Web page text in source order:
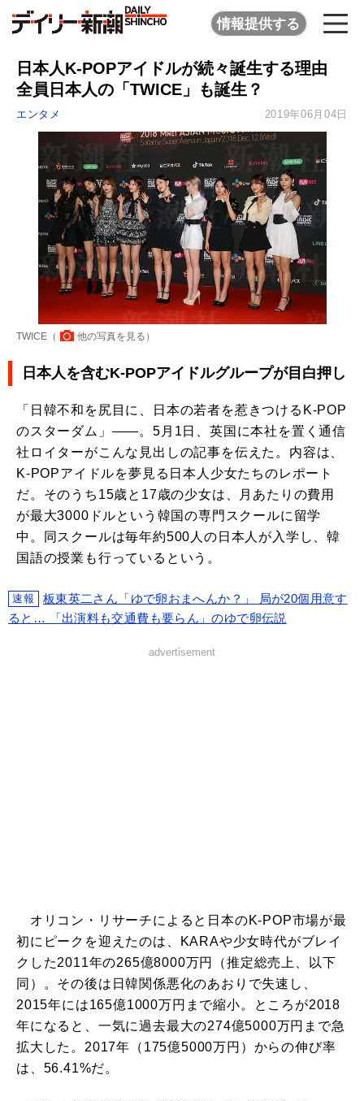
情報提供する
日本人K-POPアイドルが続々誕生する理由
全員日本人の「TWICE」も誕生？
エンタメ 2019年06月04日
TWICE（ 他の写真を見る ）
日本人を含むK-POPアイドルグループが目白押し
「日韓不和を尻目に、日本の若者を惹きつけるK-POP
のスターダム」――。5月1日、英国に本社を置く通信
社ロイターがこんな見出しの記事を伝えた。内容は、
K-POPアイドルを夢見る日本人少女たちのレポート
だ。そのうち15歳と17歳の少女は、月あたりの費用
が最大3000ドルという韓国の専門スクールに留学
中。同スクールは毎年約500人の日本人が入学し、韓
国語の授業も行っているという。
速報
板東英二さん「ゆで卵おまへんか？」 局が20個用意す
ると… 「出演料も交通費も要らん」のゆで卵伝説
advertisement
オリコン・リサーチによると日本のK-POP市場が最
初にピークを迎えたのは、KARAや少女時代がブレイ
クした2011年の265億8000万円（推定総売上、以下
同）。その後は日韓関係悪化のあおりで失速し、
2015年には165億1000万円まで縮小。ところが2018
年になると、一気に過去最大の274億5000万円まで急
拡大した。2017年（175億5000万円）からの伸び率
は、56.41%だ。